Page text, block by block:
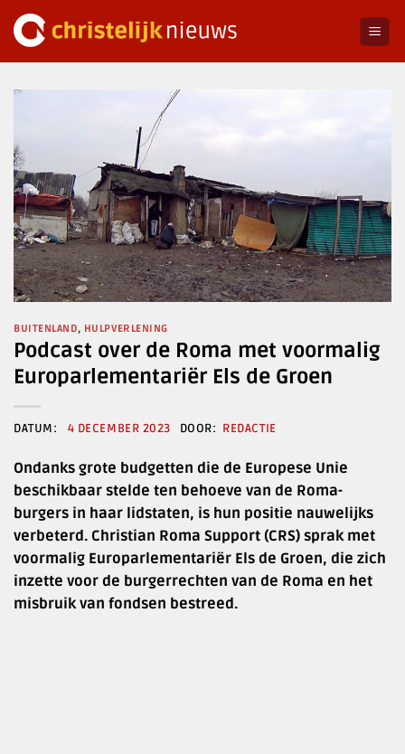
naar
BUITENLAND, HULPVERLENING
Podcast over de Roma met voormalig
Europarlementariër Els de Groen
4 DECEMBER 2023 REDACTIE
Ondanks grote budgetten die de Europese Unie
beschikbaar stelde ten behoeve van de Roma-
burgers in haar lidstaten, is hun positie nauwelijks
verbeterd. Christian Roma Support (CRS) sprak met
voormalig Europarlementariër Els de Groen, die zich
inzette voor de burgerrechten van de Roma en het
misbruik van fondsen bestreed.